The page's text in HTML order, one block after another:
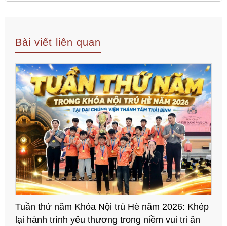
Bài viết liên quan
Tuần thứ năm Khóa Nội trú Hè năm 2026: Khép
lại hành trình yêu thương trong niềm vui tri ân